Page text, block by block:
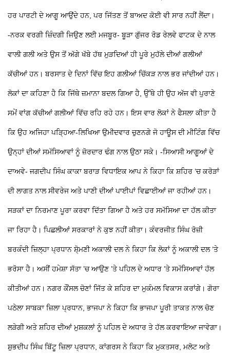
ਹਰ ਪਾਰਟੀ ਦੇ ਆਗੂ ਆਉਂਦੇ ਹਨ, ਪਰ ਜਿੱਤਣ ਤੋਂ ਬਾਅਦ ਕੋਈ ਵੀ ਸਾਰ ਨਹੀਂ ਲੈਂਦਾ।
-ਨਰਕ ਵਰਗੀ ਜ਼ਿੰਦਗੀ ਜਿਉਣ ਲਈ ਮਜਬੂਰ-ਬੂੜਾ ਗੁੱਜਰ ਰੋਡ ਰੇਲਵੇ ਫਾਟਕ ਦੇ ਨਾਲ
ਵਾਲੀ ਗਲੀ ਅਤੇ ਉਸ ਤੋਂ ਅੱਗੇ ਖੱਬੇ ਹੱਥ ਮੁੜਦਿਆਂ ਹੀ ਪੂਰੇ ਮੁਹੱਲੇ ਦੀਆਂ ਗਲੀਆਂ
ਕੱਚੀਆਂ ਹਨ। ਬਰਸਾਤ ਦੇ ਦਿਨਾਂ ਵਿੱਚ ਇਹ ਗਲੀਆਂ ਚਿੱਕੜ ਨਾਲ ਭਰ ਜਾਂਦੀਆਂ ਹਨ।
ਲੋਕਾਂ ਦਾ ਕਹਿਣਾ ਹੈ ਕਿ ਜਿੱਥੇ ਜ਼ਮਾਨਾ ਬਦਲ ਗਿਆ ਹੈ, ਉੱਥੇ ਹੀ ਉਹ ਅੱਜ ਵੀ ਪੁਰਾਣੇ
ਸਮੇਂ ਵਾਂਗ ਕੱਚੀਆਂ ਗਲੀਆਂ ਵਿੱਚ ਰਹਿ ਰਹੇ ਹਨ। ਇਸ ਵਾਰ ਲੋਕਾਂ ਨੇ ਫੈਸਲਾ ਕੀਤਾ ਹੈ
ਕਿ ਉਹ ਅਜਿਹਾ ਪੜ੍ਹਿਆ-ਲਿਖਿਆ ਉਮੀਦਵਾਰ ਚੁਣਨਗੇ ਜੋ ਹਾਊਸ ਦੀ ਮੀਟਿੰਗ ਵਿੱਚ
ਉਨ੍ਹਾਂ ਦੀਆਂ ਸਮੱਸਿਆਵਾਂ ਨੂੰ ਜ਼ੋਰਦਾਰ ਢੰਗ ਨਾਲ ਉਠਾ ਸਕੇ। -ਸਿਆਸੀ ਆਗੂਆਂ ਦੇ
ਦਾਅਵੇ-ਜਗਦੀਪ ਸਿੰਘ ਕਾਕਾ ਬਰਾੜ ਵਿਧਾਇਕ ਆਪ ਨੇ ਕਿਹਾ ਕਿ ਸ਼ਹਿਰ ’ਚ ਕਰੋੜਾਂ
ਦੀ ਲਾਗਤ ਨਾਲ ਸੀਵਰੇਜ ਅਤੇ ਪਾਣੀ ਦੀਆਂ ਪਾਈਪਾਂ ਵਿਛਾਈਆਂ ਜਾ ਰਹੀਆਂ ਹਨ।
ਸੜਕਾਂ ਦਾ ਨਿਰਮਾਣ ਪੂਰਾ ਕਰਵਾ ਦਿੱਤਾ ਗਿਆ ਹੈ ਅਤੇ ਹਰ ਸਮੱਸਿਆ ਦਾ ਹੱਲ ਕੀਤਾ
ਜਾ ਰਿਹਾ ਹੈ। ਪਿਛਲੀਆਂ ਸਰਕਾਰਾਂ ਨੇ ਕੁਝ ਨਹੀਂ ਕੀਤਾ।ਕੰਵਰਜੀਤ ਸਿੰਘ ਰੋਜ਼ੀ
ਬਰਕੰਦੀ ਜ਼ਿਲ੍ਹਾ ਪ੍ਰਧਾਨ ਸ਼ੋ੍ਮਣੀ ਅਕਾਲੀ ਦਲ ਨੇ ਕਿਹਾ ਕਿ ਲੋਕਾਂ ਨੂੰ ਅਕਾਲੀ ਦਲ ’ਤੇ
ਭਰੋਸਾ ਹੈ। ਅਸੀਂ ਹਮੇਸ਼ਾ ਸੱਤਾ ’ਚ ਆਉਣ ’ਤੇ ਪਹਿਲ ਦੇ ਅਧਾਰ ’ਤੇ ਸਮੱਸਿਆਵਾਂ ਹੱਲ
ਕੀਤੀਆਂ ਹਨ। ਨਗਰ ਕੌਂਸਲ ਚੋਣਾਂ ਜਿੱਤ ਕੇ ਸ਼ਹਿਰ ਦਾ ਮੁਕੰਮਲ ਵਿਕਾਸ ਕਰਾਂਗੇ। ਗੋਰਾ
ਪਠੇਲਾ ਸਾਬਕਾ ਜ਼ਿਲਾ ਪ੍ਰਧਾਨ, ਭਾਜਪਾ ਨੇ ਕਿਹਾ ਕਿ ਭਾਜਪਾ ਪੂਰੀ ਤਾਕਤ ਨਾਲ ਚੋਣ
ਲੜੇਗੀ ਅਤੇ ਸ਼ਹਿਰ ਦੀਆਂ ਮੁਸ਼ਕਲਾਂ ਨੂੰ ਪਹਿਲ ਦੇ ਅਧਾਰ ਤੇ ਹੱਲ ਕਰਵਾਇਆ ਜਾਵੇਗਾ।
ਸ਼ੁਭਦੀਪ ਸਿੰਘ ਬਿੱਟੂ ਜ਼ਿਲਾ ਪ੍ਰਧਾਨ, ਕਾਂਗਰਸ ਨੇ ਕਿਹਾ ਕਿ ਮੁਕਤਸਰ, ਮਲੋਟ ਅਤੇ